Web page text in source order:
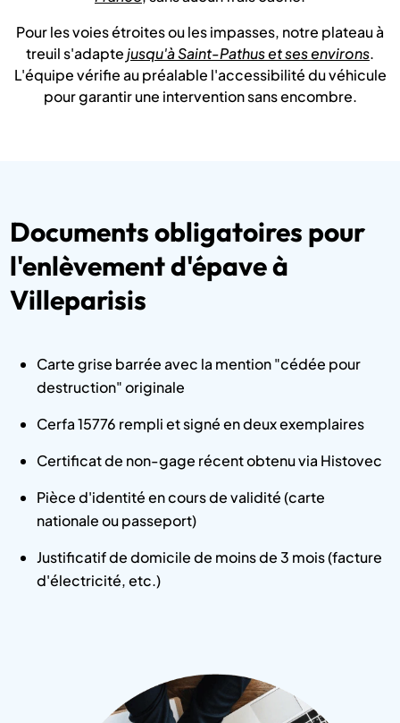
Pour les voies étroites ou les impasses, notre plateau à
treuil s'adaptejusqu'à Saint-Pathus et ses environs.
L'équipe vérifie au préalable l'accessibilité du véhicule
pour garantir une intervention sans encombre.
Documents obligatoires pour
l'enlèvement d'épave à
Villeparisis
Carte grise barrée avec la mention "cédée pour
destruction" originale
Cerfa 15776 rempli et signé en deux exemplaires
Certificat de non-gage récent obtenu via Histovec
Pièce d'identité en cours de validité (carte
nationale ou passeport)
Justificatif de domicile de moins de 3 mois (facture
d'électricité, etc.)